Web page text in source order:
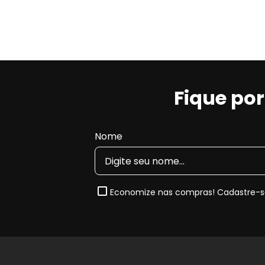
Principais características da
Baixo nível de ruído e vibração
,
Calço com núcleo de borracha estilo OE,
Baixa emissão de poeira, mantendo discos e
Camada protetora de transferência, que
Menor desgasteda pastilha e do disco,
Fique
Nome
Economize nas compras! Cadastre-